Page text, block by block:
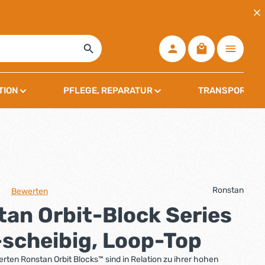
Warenkorb
PFLEGE, REPARATUR TRANSPORT,
Bewerten Ronstan
Orbit-Block Series
Loop-Top
Ronstan Orbit Blocks™ sind in Relation zu ihrer hohen